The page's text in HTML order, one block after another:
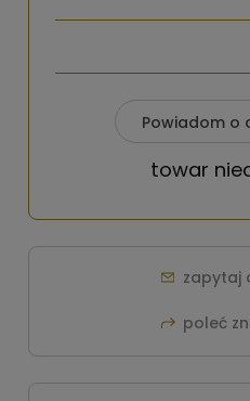
Powiadom o
towar
zapytaj
poleć